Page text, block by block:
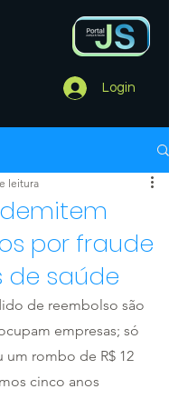
Login
por fraude
de saúde
leitura
de reembolso são
empresas; só
um rombo de R$ 12
cinco anos